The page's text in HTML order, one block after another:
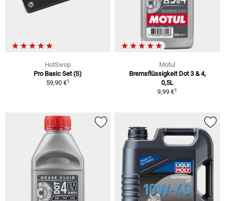
HotSwop
Pro Basic Set (S)
59,90 €1
Motul
Bremsflüssigkeit Dot 3 & 4,
0,5L
9,99 €1